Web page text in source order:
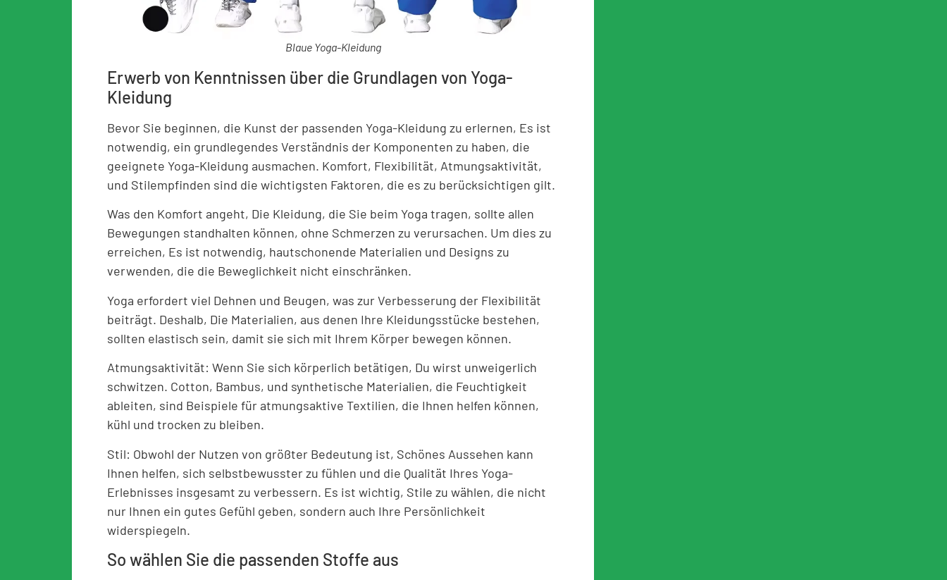
Blaue Yoga-Kleidung
Erwerb von Kenntnissen über die Grundlagen von Yoga-
Kleidung
Bevor Sie beginnen, die Kunst der passenden Yoga-Kleidung zu erlernen, Es ist
notwendig, ein grundlegendes Verständnis der Komponenten zu haben, die
geeignete Yoga-Kleidung ausmachen. Komfort, Flexibilität, Atmungsaktivität,
und Stilempfinden sind die wichtigsten Faktoren, die es zu berücksichtigen gilt.
Was den Komfort angeht, Die Kleidung, die Sie beim Yoga tragen, sollte allen
Bewegungen standhalten können, ohne Schmerzen zu verursachen. Um dies zu
erreichen, Es ist notwendig, hautschonende Materialien und Designs zu
verwenden, die die Beweglichkeit nicht einschränken.
Yoga erfordert viel Dehnen und Beugen, was zur Verbesserung der Flexibilität
beiträgt. Deshalb, Die Materialien, aus denen Ihre Kleidungsstücke bestehen,
sollten elastisch sein, damit sie sich mit Ihrem Körper bewegen können.
Atmungsaktivität: Wenn Sie sich körperlich betätigen, Du wirst unweigerlich
schwitzen. Cotton, Bambus, und synthetische Materialien, die Feuchtigkeit
ableiten, sind Beispiele für atmungsaktive Textilien, die Ihnen helfen können,
kühl und trocken zu bleiben.
Stil: Obwohl der Nutzen von größter Bedeutung ist, Schönes Aussehen kann
Ihnen helfen, sich selbstbewusster zu fühlen und die Qualität Ihres Yoga-
Erlebnisses insgesamt zu verbessern. Es ist wichtig, Stile zu wählen, die nicht
nur Ihnen ein gutes Gefühl geben, sondern auch Ihre Persönlichkeit
widerspiegeln.
So wählen Sie die passenden Stoffe aus